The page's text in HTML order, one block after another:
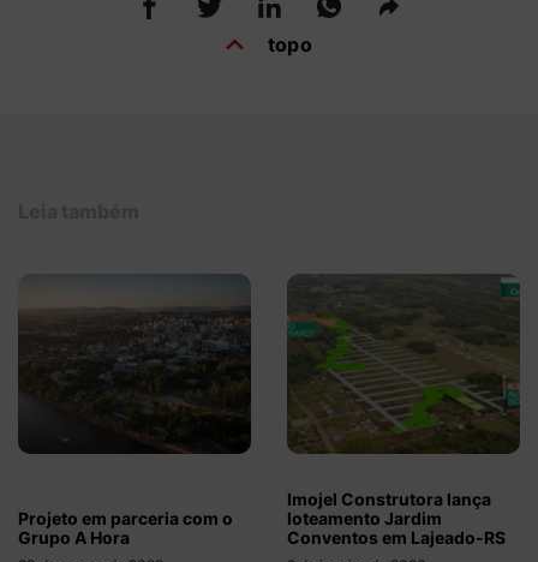
topo
Projeto em parceria com o
Grupo A Hora
Imojel Construtora lança
loteamento Jardim
Conventos em Lajeado-RS